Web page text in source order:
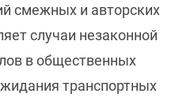
смежных и авторских
случаи незаконной
в общественных
транспортных